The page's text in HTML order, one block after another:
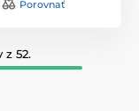
Porovnať
z 52.